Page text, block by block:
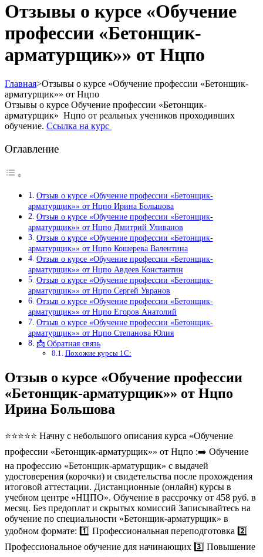
Отзывы о курсе «Обучение
профессии «Бетонщик-
арматурщик»» от Нцпо
Главная>Отзывы о курсе «Обучение профессии «Бетонщик-
арматурщик»» от Нцпо
Отзывы о курсе Обучение профессии «Бетонщик-
арматурщик» Нцпо от реальных учеников проходивших
обучение. Ссылка на курс
Оглавление
Отзыв о курсе «Обучение профессии «Бетонщик-
арматурщик»» от Нцпо Ирина Большова
Отзыв о курсе «Обучение профессии «Бетонщик-
арматурщик»» от Нцпо Дмитрий Уливанов
Отзыв о курсе «Обучение профессии «Бетонщик-
арматурщик»» от Нцпо Кошерева Валентина
Отзыв о курсе «Обучение профессии «Бетонщик-
арматурщик»» от Нцпо Авдеев Константин
Отзыв о курсе «Обучение профессии «Бетонщик-
арматурщик»» от Нцпо Сергей Увранов
Отзыв о курсе «Обучение профессии «Бетонщик-
арматурщик»» от Нцпо Егоров Анатолий
Отзыв о курсе «Обучение профессии «Бетонщик-
арматурщик»» от Нцпо Степанова Юлия
📩 Обратная связь
Похожие курсы 1С:
Отзыв о курсе «Обучение профессии
«Бетонщик-арматурщик»» от Нцпо
Ирина Большова
⭐⭐⭐⭐⭐ Начну с небольшого описания курса «Обучение
профессии «Бетонщик-арматурщик»» от Нцпо :➡️ Обучение
на профессию «Бетонщик-арматурщик» с выдачей
удостоверения (корочки) и свидетельства после прохождения
итоговой аттестации. Дистанционные (онлайн) курсы в
учебном центре «НЦПО». Обучение в рассрочку от 458 руб. в
месяц. Без предоплат и скрытых комиссий Записывайтесь на
обучение по специальности «Бетонщик-арматурщик» в
удобном формате: 1️⃣ Профессиональная переподготовка 2️⃣
Профессиональное обучение для начинающих 3️⃣ Повышение